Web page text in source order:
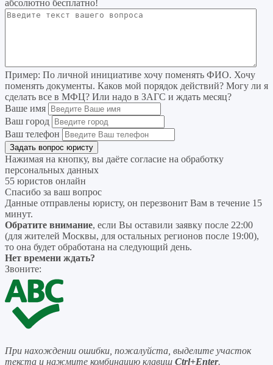
абсолютно бесплатно!
Пример: По личной инициативе хочу поменять ФИО. Хочу
поменять документы. Каков мой порядок действий? Могу ли я
сделать все в МФЦ? Или надо в ЗАГС и ждать месяц?
Ваше имя
Ваш город
Ваш телефон
Нажимая на кнопку, вы даёте согласие на обработку
персональных данных
55 юристов онлайн
Спасибо за ваш вопрос
Данные отправлены юристу, он перезвонит Вам в течение 15
минут.
Обратите внимание, если Вы оставили заявку после 22:00
(для жителей Москвы, для остальных регионов после 19:00),
то она будет обработана на следующий день.
Нет времени ждать?
Звоните:
При нахождении ошибки, пожалуйста, выделите участок
текста и нажмите комбинацию клавиш Ctrl+Enter.